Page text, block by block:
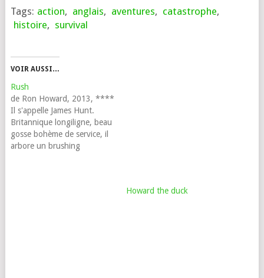
Tags: action, anglais, aventures, catastrophe,
histoire, survival
VOIR AUSSI…
Rush
de Ron Howard, 2013, ****
Il s'appelle James Hunt.
Britannique longiligne, beau
gosse bohème de service, il
arbore un brushing
Howard the duck